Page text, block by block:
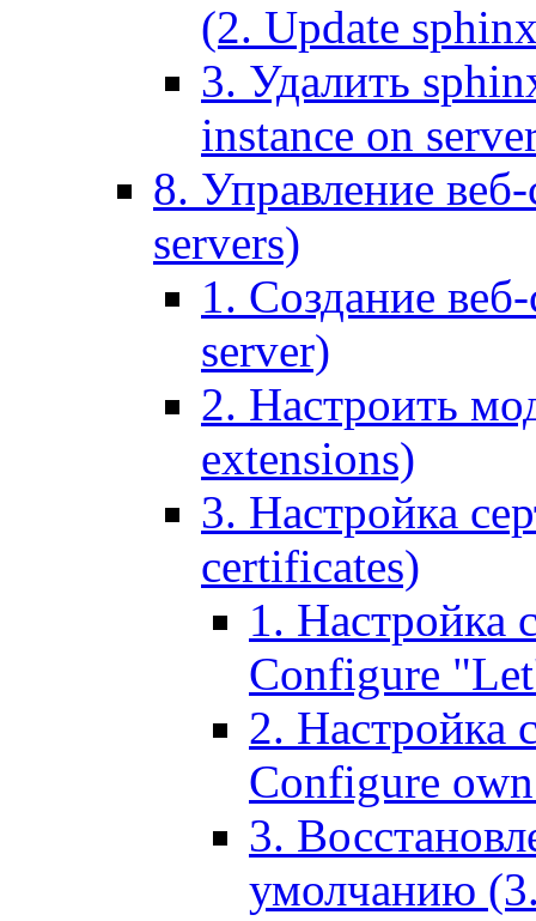
(2. Update
3. Удалить
instance on
8. Управление
servers)
1. Создание
server)
2. Настроить
extensions)
3. Настройка
certificates)
1. Настройка
Configure
2. Настройка
Configure
3.
умолчанию